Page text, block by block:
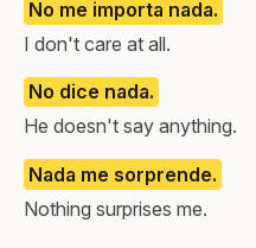
No me importa nada.
I don't care at all.
No dice nada.
He doesn't say anything.
Nada me sorprende.
Nothing surprises me.